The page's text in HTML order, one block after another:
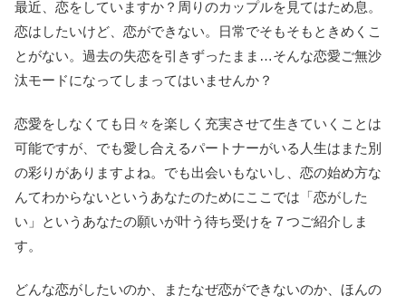
最近、恋をしていますか？周りのカップルを見てはため息。
恋はしたいけど、恋ができない。日常でそもそもときめくこ
とがない。過去の失恋を引きずったまま…そんな恋愛ご無沙
汰モードになってしまってはいませんか？
恋愛をしなくても日々を楽しく充実させて生きていくことは
可能ですが、でも愛し合えるパートナーがいる人生はまた別
の彩りがありますよね。でも出会いもないし、恋の始め方な
んてわからないというあなたのためにここでは「恋がした
い」というあなたの願いが叶う待ち受けを７つご紹介しま
す。
どんな恋がしたいのか、またなぜ恋ができないのか、ほんの